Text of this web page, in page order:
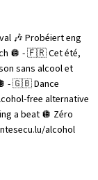
🎶 Probéiert eng
🪩 - 🇫🇷 Cet été,
sans alcool et
- 🇬🇧 Dance
free alternative
a beat 🪩 Zéro
alcohol